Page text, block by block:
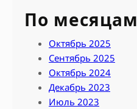
По месяцам
Октябрь 2025
Сентябрь 2025
Октябрь 2024
Декабрь 2023
Июль 2023